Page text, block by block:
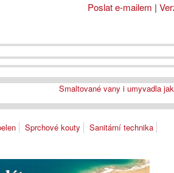
Poslat e-mailem |
Smaltované vany i umyvadla
Sprchové kouty
Sanitární technika